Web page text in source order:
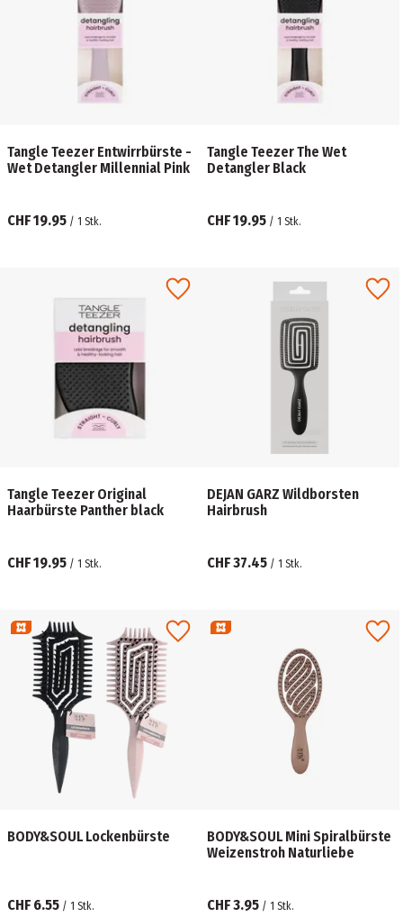
Tangle Teezer Entwirrbürste -
Wet Detangler Millennial Pink
CHF 19.95 / 1 Stk.
Tangle Teezer The Wet
Detangler Black
CHF 19.95 / 1 Stk.
Tangle Teezer Original
Haarbürste Panther black
CHF 19.95 / 1 Stk.
DEJAN GARZ Wildborsten
Hairbrush
CHF 37.45 / 1 Stk.
BODY&SOUL Lockenbürste
CHF 6.55 / 1 Stk.
BODY&SOUL Mini Spiralbürste
Weizenstroh Naturliebe
CHF 3.95 / 1 Stk.